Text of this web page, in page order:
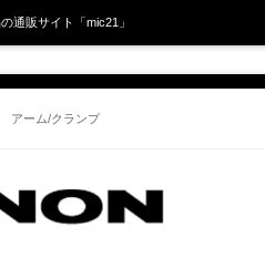
スティックアーム M-T を買うならec.mic21.com
通販サイト「mic21」
アーム/クランプ